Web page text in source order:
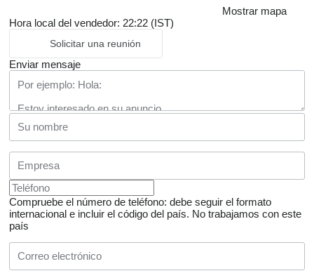
Mostrar mapa
Hora local del vendedor: 22:22 (IST)
Solicitar una reunión
Enviar mensaje
Compruebe el número de teléfono: debe seguir el formato
internacional e incluir el código del país. No trabajamos con este
país